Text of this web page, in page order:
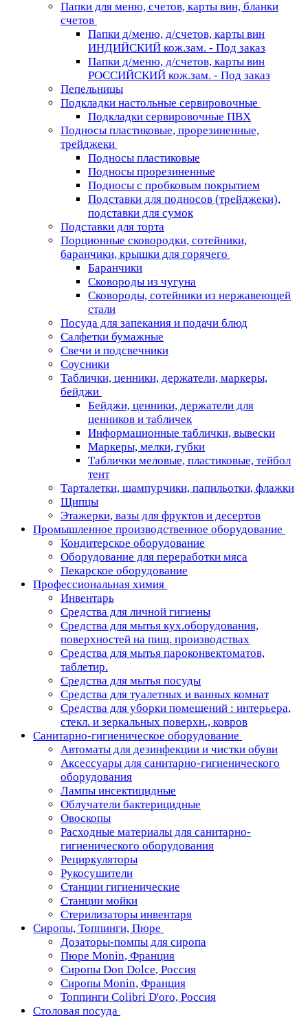
Папки для меню, счетов, карты вин, бланки
счетов
Папки д/меню, д/счетов, карты вин
ИНДИЙСКИЙ кож.зам. - Под заказ
Папки д/меню, д/счетов, карты вин
РОССИЙСКИЙ кож.зам. - Под заказ
Пепельницы
Подкладки настольные сервировочные
Подкладки сервировочные ПВХ
Подносы пластиковые, прорезиненные,
трейджеки
Подносы пластиковые
Подносы прорезиненные
Подносы с пробковым покрытием
Подставки для подносов (трейджеки),
подставки для сумок
Подставки для торта
Порционные сковородки, сотейники,
баранчики, крышки для горячего
Баранчики
Сковороды из чугуна
Сковороды, сотейники из нержавеющей
стали
Посуда для запекания и подачи блюд
Салфетки бумажные
Свечи и подсвечники
Соусники
Таблички, ценники, держатели, маркеры,
бейджи
Бейджи, ценники, держатели для
ценников и табличек
Информационные таблички, вывески
Маркеры, мелки, губки
Таблички меловые, пластиковые, тейбол
тент
Тарталетки, шампурчики, папильотки, флажки
Щипцы
Этажерки, вазы для фруктов и десертов
Промышленное производственное оборудование
Кондитерское оборудование
Оборудование для переработки мяса
Пекарское оборудование
Профессиональная химия
Инвентарь
Средства для личной гигиены
Средства для мытья кух.оборудования,
поверхностей на пищ. производствах
Средства для мытья пароконвектоматов,
таблетир.
Средства для мытья посуды
Средства для туалетных и ванных комнат
Средства для уборки помещений : интерьера,
стекл. и зеркальных поверхн., ковров
Санитарно-гигиеническое оборудование
Автоматы для дезинфекции и чистки обуви
Аксессуары для санитарно-гигиенического
оборудования
Лампы инсектицидные
Облучатели бактерицидные
Овоскопы
Расходные материалы для санитарно-
гигиенического оборудования
Рециркуляторы
Рукосушители
Станции гигиенические
Станции мойки
Стерилизаторы инвентаря
Сиропы, Топпинги, Пюре
Дозаторы-помпы для сиропа
Пюре Monin, Франция
Сиропы Don Dolce, Россия
Сиропы Monin, Франция
Топпинги Colibri D'oro, Россия
Столовая посуда